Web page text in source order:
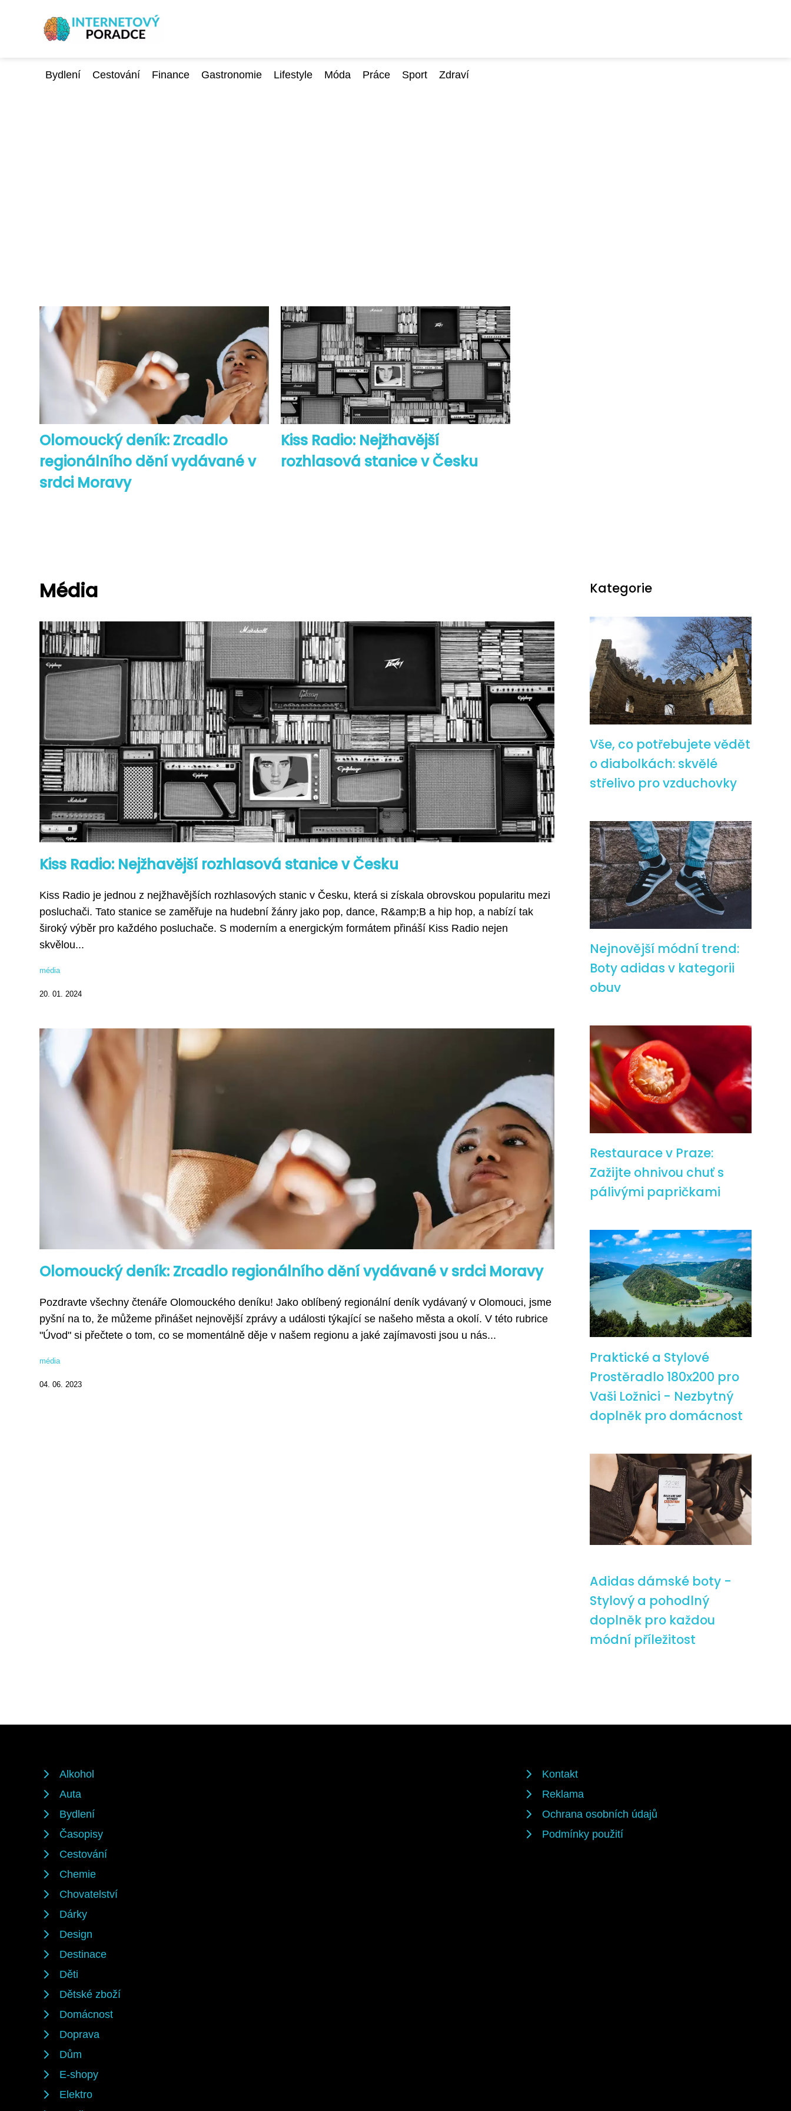
Bydlení Cestování Finance Gastronomie Lifestyle Móda Práce Sport Zdraví
Olomoucký deník: Zrcadlo
regionálního dění vydávané v
srdci Moravy
Kiss Radio: Nejžhavější
rozhlasová stanice v Česku
Média
Kiss Radio: Nejžhavější rozhlasová stanice v Česku
Kiss Radio je jednou z nejžhavějších rozhlasových stanic v Česku, která si získala obrovskou popularitu mezi
posluchači. Tato stanice se zaměřuje na hudební žánry jako pop, dance, R&amp;B a hip hop, a nabízí tak
široký výběr pro každého posluchače. S moderním a energickým formátem přináší Kiss Radio nejen
skvělou...
média
20. 01. 2024
Olomoucký deník: Zrcadlo regionálního dění vydávané v srdci Moravy
Pozdravte všechny čtenáře Olomouckého deníku! Jako oblíbený regionální deník vydávaný v Olomouci, jsme
pyšní na to, že můžeme přinášet nejnovější zprávy a události týkající se našeho města a okolí. V této rubrice
"Úvod" si přečtete o tom, co se momentálně děje v našem regionu a jaké zajímavosti jsou u nás...
média
04. 06. 2023
Kategorie
Vše, co potřebujete vědět
o diabolkách: skvělé
střelivo pro vzduchovky
Nejnovější módní trend:
Boty adidas v kategorii
obuv
Restaurace v Praze:
Zažijte ohnivou chuť s
pálivými papričkami
Praktické a Stylové
Prostěradlo 180x200 pro
Vaši Ložnici - Nezbytný
doplněk pro domácnost
Adidas dámské boty -
Stylový a pohodlný
doplněk pro každou
módní příležitost
Alkohol
Auta
Bydlení
Časopisy
Cestování
Chemie
Chovatelství
Dárky
Design
Destinace
Děti
Dětské zboží
Domácnost
Doprava
Dům
E-shopy
Elektro
Kontakt
Reklama
Ochrana osobních údajů
Podmínky použití